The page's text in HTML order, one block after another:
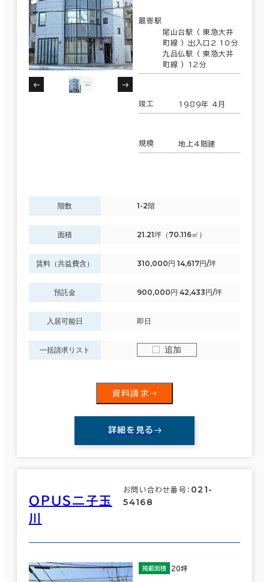
最寄駅
尾山台駅 ( 東急大井
町線 ) 出入口2 10分
九品仏駅 ( 東急大井
町線 ) 12分
竣工 1989年 4月
規模 地上4階建
階数 1-2階
面積 21.21坪（70.116㎡）
賃料（共益費含） 310,000円 14,617円/坪
預託金 900,000円 42,433円/坪
入居可能日 即日
一括請求リスト 追加
資料請求
詳細を見る
ＯＰＵＳ二子玉
川
お問い合わせ番号： 021-
54168
掲載面積 20坪